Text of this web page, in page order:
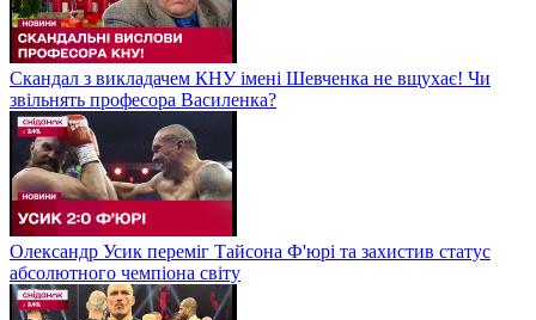
Скандал з викладачем КНУ імені Шевченка не вщухає! Чи
звільнять професора Василенка?
Олександр Усик переміг Тайсона Ф'юрі та захистив статус
абсолютного чемпіона світу